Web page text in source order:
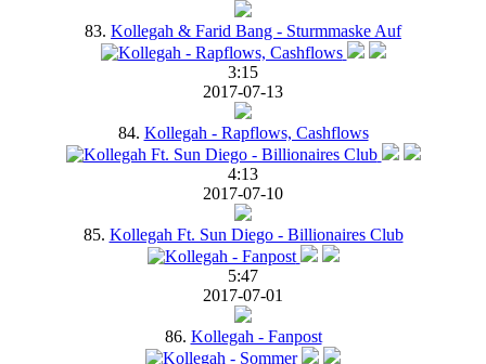
83. Kollegah & Farid Bang - Sturmmaske Auf
3:15
2017-07-13
84. Kollegah - Rapflows, Cashflows
4:13
2017-07-10
85. Kollegah Ft. Sun Diego - Billionaires Club
5:47
2017-07-01
86. Kollegah - Fanpost